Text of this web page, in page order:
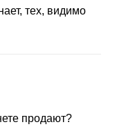
тех, видимо
продают?